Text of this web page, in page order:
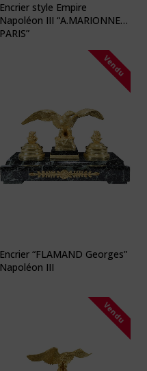
Encrier style Empire
Napoléon III “A.MARIONNET
PARIS”
Vendu
Encrier “FLAMAND Georges”
Napoléon III
Vendu